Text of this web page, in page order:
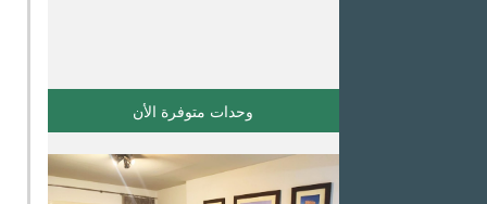
وحدات متوفرة اﻷن